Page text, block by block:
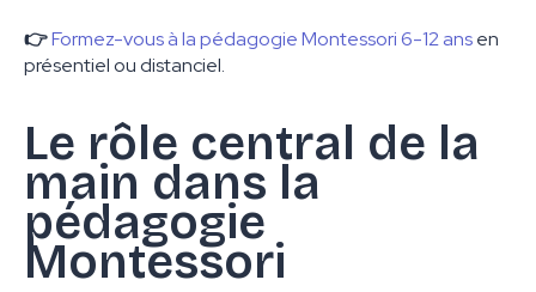
👉Formez-vous à la pédagogie Montessori 6-12 ansen
présentiel ou distanciel.
Le rôle central de la
main dans la
pédagogie
Montessori